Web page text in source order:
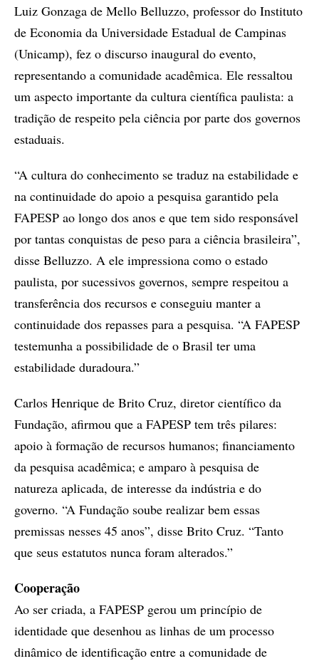
Luiz Gonzaga de Mello Belluzzo, professor do Instituto
de Economia da Universidade Estadual de Campinas
(Unicamp), fez o discurso inaugural do evento,
representando a comunidade acadêmica. Ele ressaltou
um aspecto importante da cultura científica paulista: a
tradição de respeito pela ciência por parte dos governos
estaduais.
“A cultura do conhecimento se traduz na estabilidade e
na continuidade do apoio a pesquisa garantido pela
FAPESP ao longo dos anos e que tem sido responsável
por tantas conquistas de peso para a ciência brasileira”,
disse Belluzzo. A ele impressiona como o estado
paulista, por sucessivos governos, sempre respeitou a
transferência dos recursos e conseguiu manter a
continuidade dos repasses para a pesquisa. “A FAPESP
testemunha a possibilidade de o Brasil ter uma
estabilidade duradoura.”
Carlos Henrique de Brito Cruz, diretor científico da
Fundação, afirmou que a FAPESP tem três pilares:
apoio à formação de recursos humanos; financiamento
da pesquisa acadêmica; e amparo à pesquisa de
natureza aplicada, de interesse da indústria e do
governo. “A Fundação soube realizar bem essas
premissas nesses 45 anos”, disse Brito Cruz. “Tanto
que seus estatutos nunca foram alterados.”
Cooperação
Ao ser criada, a FAPESP gerou um princípio de
identidade que desenhou as linhas de um processo
dinâmico de identificação entre a comunidade de